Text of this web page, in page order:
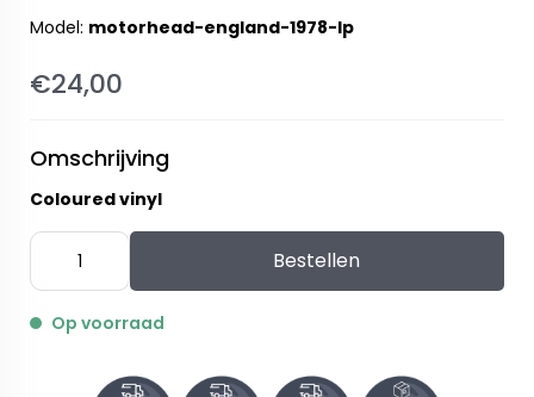
Model: motorhead-england-1978-lp
€24,00
Omschrijving
Coloured vinyl
Bestellen
Op voorraad